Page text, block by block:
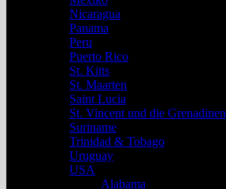
Nicaragua
Panama
Peru
Puerto Rico
St. Kitts
St. Maarten
Saint Lucia
St. Vincent und die Grenadinen
Suriname
Trinidad & Tobago
Uruguay
USA
Alabama